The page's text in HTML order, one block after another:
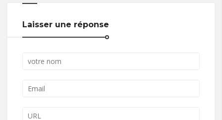
Laisser une réponse